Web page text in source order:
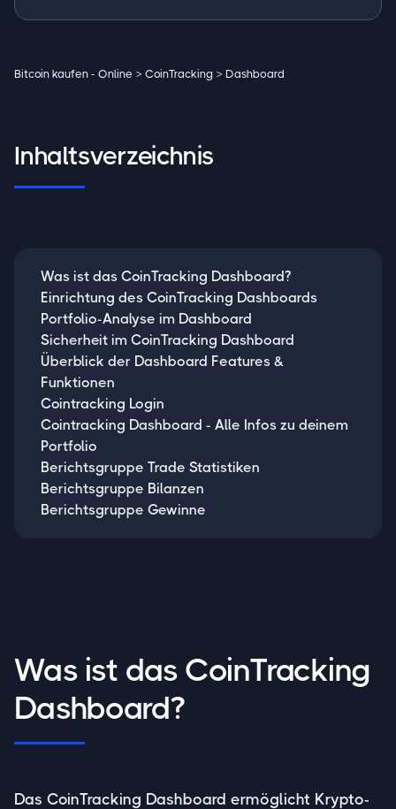
Bitcoin kaufen - Online > CoinTracking > Dashboard
Inhaltsverzeichnis
Was ist das CoinTracking Dashboard?
Einrichtung des CoinTracking Dashboards
Portfolio-Analyse im Dashboard
Sicherheit im CoinTracking Dashboard
Überblick der Dashboard Features &
Funktionen
Cointracking Login
Cointracking Dashboard - Alle Infos zu deinem
Portfolio
Berichtsgruppe Trade Statistiken
Berichtsgruppe Bilanzen
Berichtsgruppe Gewinne
Was ist das CoinTracking
Dashboard?
Das CoinTracking Dashboard ermöglicht Krypto-